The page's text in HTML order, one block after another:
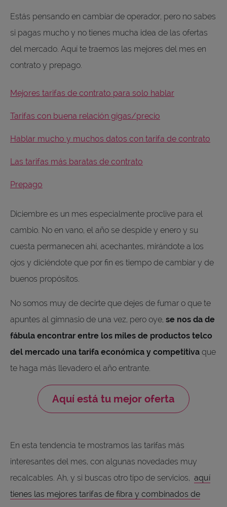
Estás pensando en cambiar de operador, pero no sabes
si pagas mucho y no tienes mucha idea de las ofertas
del mercado. Aquí te traemos las mejores del mes en
contrato y prepago.
Mejores tarifas de contrato para solo hablar
Tarifas con buena relación gigas/precio
Hablar mucho y muchos datos con tarifa de contrato
Las tarifas más baratas de contrato
Prepago
Diciembre es un mes especialmente proclive para el
cambio. No en vano, el año se despide y enero y su
cuesta permanecen ahí, acechantes, mirándote a los
ojos y diciéndote que por fin es tiempo de cambiar y de
buenos propósitos.
No somos muy de decirte que dejes de fumar o que te
apuntes al gimnasio de una vez, pero oye, se nos da de
fábula encontrar entre los miles de productos telco
del mercado una tarifa económica y competitiva que
te haga más llevadero el año entrante.
Aquí está tu mejor oferta
En esta tendencia te mostramos las tarifas más
interesantes del mes, con algunas novedades muy
recalcables. Ah, y si buscas otro tipo de servicios, aquí
tienes las mejores tarifas de fibra y combinados de